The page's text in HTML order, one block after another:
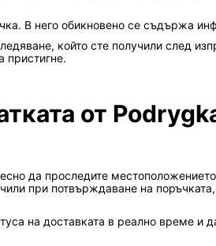
В него обикновено се съдържа
който сте получили след
пристигне.
от
да проследите
при потвърждаване на
на доставката в реално време и